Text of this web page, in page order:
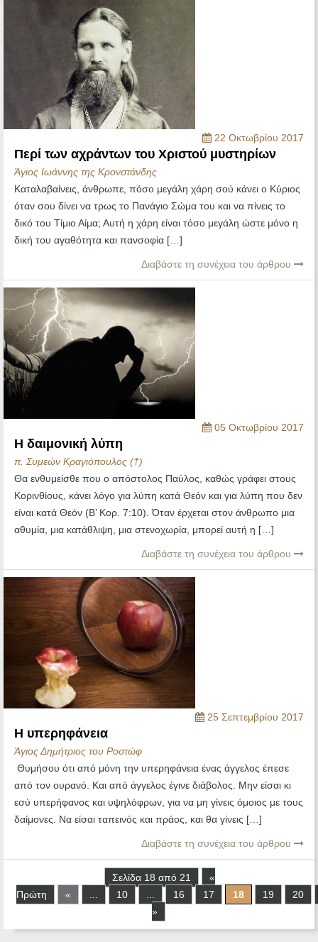
22 Οκτωβρίου 2017
Περί των αχράντων του Χριστού μυστηρίων
Άγιος Ιωάννης της Κρονστάνδης
Καταλαβαίνεις, άνθρωπε, πόσο μεγάλη χάρη σού κάνει ο Κύριος
όταν σου δίνει να τρως το Πανάγιο Σώμα του και να πίνεις το
δικό του Τίμιο Αίμα; Αυτή η χάρη είναι τόσο μεγάλη ώστε μόνο η
δική του αγαθότητα και πανσοφία […]
Διαβάστε τη συνέχεια του άρθρου
05 Οκτωβρίου 2017
Η δαιμονική λύπη
π. Συμεών Κραγιόπουλος (†)
Θα ενθυμείσθε που ο απόστολος Παύλος, καθώς γράφει στους
Κορινθίους, κάνει λόγο για λύπη κατά Θεόν και για λύπη που δεν
είναι κατά Θεόν (Β’ Κορ. 7:10). Όταν έρχεται στον άνθρωπο μια
αθυμία, μια κατάθλιψη, μια στενοχωρία, μπορεί αυτή η […]
Διαβάστε τη συνέχεια του άρθρου
25 Σεπτεμβρίου 2017
Η υπερηφάνεια
Άγιος Δημήτριος του Ροστώφ
Θυμήσου ότι από μόνη την υπερηφάνεια ένας άγγελος έπεσε
από τον ουρανό. Και από άγγελος έγινε διάβολος. Μην είσαι κι
εσύ υπερήφανος και υψηλόφρων, για να μη γίνεις όμοιος με τους
δαίμονες. Να είσαι ταπεινός και πράος, και θα γίνεις […]
Διαβάστε τη συνέχεια του άρθρου
Σελίδα 18 από 21
«
Πρώτη
« 10 16 17 18 19
20
»